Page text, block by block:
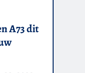
A73 dit